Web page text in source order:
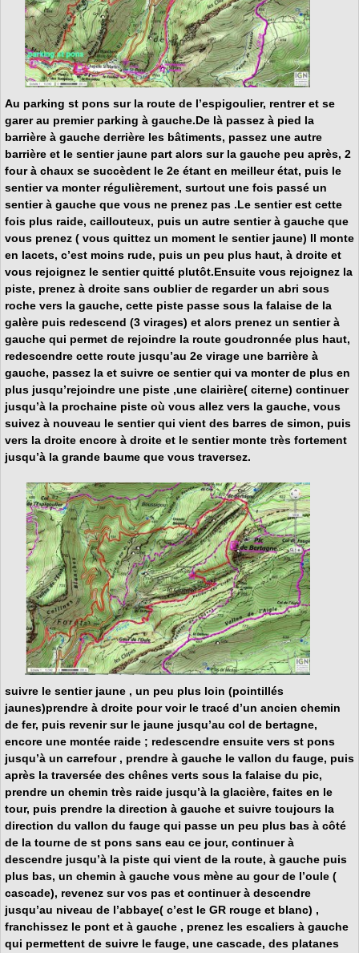
Au parking st pons sur la route de l’espigoulier, rentrer et se
garer au premier parking à gauche.De là passez à pied la
barrière à gauche derrière les bâtiments, passez une autre
barrière et le sentier jaune part alors sur la gauche peu après, 2
four à chaux se succèdent le 2e étant en meilleur état, puis le
sentier va monter régulièrement, surtout une fois passé un
sentier à gauche que vous ne prenez pas .Le sentier est cette
fois plus raide, caillouteux, puis un autre sentier à gauche que
vous prenez ( vous quittez un moment le sentier jaune) Il monte
en lacets, c’est moins rude, puis un peu plus haut, à droite et
vous rejoignez le sentier quitté plutôt.Ensuite vous rejoignez la
piste, prenez à droite sans oublier de regarder un abri sous
roche vers la gauche, cette piste passe sous la falaise de la
galère puis redescend (3 virages) et alors prenez un sentier à
gauche qui permet de rejoindre la route goudronnée plus haut,
redescendre cette route jusqu’au 2e virage une barrière à
gauche, passez la et suivre ce sentier qui va monter de plus en
plus jusqu’rejoindre une piste ,une clairière( citerne) continuer
jusqu’à la prochaine piste où vous allez vers la gauche, vous
suivez à nouveau le sentier qui vient des barres de simon, puis
vers la droite encore à droite et le sentier monte très fortement
jusqu’à la grande baume que vous traversez.
suivre le sentier jaune , un peu plus loin (pointillés
jaunes)prendre à droite pour voir le tracé d’un ancien chemin
de fer, puis revenir sur le jaune jusqu’au col de bertagne,
encore une montée raide ; redescendre ensuite vers st pons
jusqu’à un carrefour , prendre à gauche le vallon du fauge, puis
après la traversée des chênes verts sous la falaise du pic,
prendre un chemin très raide jusqu’à la glacière, faites en le
tour, puis prendre la direction à gauche et suivre toujours la
direction du vallon du fauge qui passe un peu plus bas à côté
de la tourne de st pons sans eau ce jour, continuer à
descendre jusqu’à la piste qui vient de la route, à gauche puis
plus bas, un chemin à gauche vous mène au gour de l’oule (
cascade), revenez sur vos pas et continuer à descendre
jusqu’au niveau de l’abbaye( c’est le GR rouge et blanc) ,
franchissez le pont et à gauche , prenez les escaliers à gauche
qui permettent de suivre le fauge, une cascade, des platanes